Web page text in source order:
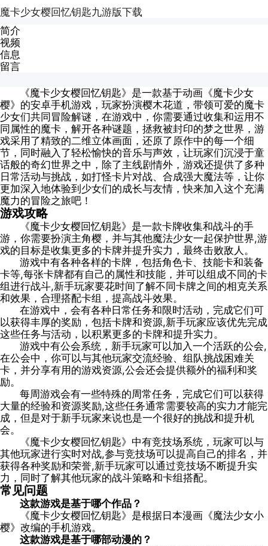
魔卡少女樱回忆钥匙九游版下载
简介
视频
信息
留言
《魔卡少女樱回忆钥匙》是一款基于动画《魔卡少女
樱》的安卓手机游戏，玩家扮演樱木花道，带领可爱的魔卡
少女们共同冒险解谜，在游戏中，你需要通过收集和运用不
同属性的魔卡，解开各种谜题，拯救被封印的梦之世界，游
戏采用了精致的二维立体画面，还原了原作中的每一个细
节，同时融入了轻松愉快的音乐与声效，让玩家们沉浸于童
话般的奇幻世界之中，除了主线剧情外，游戏还提供了多种
日常活动与挑战，如打怪卡片对战、合成强大魔法等，让你
更加深入地体验到少女们的成长与友情，快来加入这个充满
魔力的冒险之旅吧！
游戏攻略
《魔卡少女樱回忆钥匙》是一款卡牌收集和战斗的手
游，你需要扮演主角樱，并与其他魔法少女一起保护世界,游
戏的目标是收集更多的卡牌并提升实力，最终击败敌人。
游戏中有各种各样的卡牌，包括角色卡、技能卡和装备
卡等,每张卡牌都有自己的属性和技能，并可以组成不同的卡
组进行战斗,新手玩家要花时间了解不同卡牌之间的相克关系
和效果，合理搭配卡组，提高战斗效果。
在游戏中，会有各种日常任务和限时活动，完成它们可
以获得丰厚的奖励，包括卡牌和资源,新手玩家应该优先完成
这些任务与活动，以积累更多的卡牌和提升实力。
游戏中有公会系统，新手玩家可以加入一个活跃的公会,
在公会中，你可以与其他玩家交流经验、组队挑战困难关
卡，并分享有用的游戏资源,公会还会提供额外的福利和奖
励。
每周游戏会有一些特殊的周常任务，完成它们可以获得
大量的经验和资源奖励,这些任务通常需要较高的实力才能完
成，但是对于新手玩家来说也是一个很好的挑战和提升机
会。
《魔卡少女樱回忆钥匙》中有竞技场系统，玩家可以与
其他玩家进行实时对战,参与竞技场可以提高自己的排名，并
获得各种奖励和荣誉,新手玩家可以通过竞技场不断提升实
力，同时了解其他玩家的战斗策略和卡组搭配。
常见问题
这款游戏是基于哪个作品？
《魔卡少女樱回忆钥匙》是根据日本漫画《魔法少女小
樱》改编的手机游戏。
这款游戏是基于哪部动漫的？